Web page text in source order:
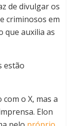
de divulgar os
criminosos em
que auxilia as
estão
o X, mas a
Elon